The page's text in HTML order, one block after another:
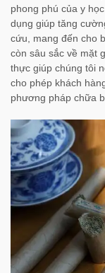
phong phú của y
dụng giúp tăng
cứu, mang đến cho
còn sâu sắc về mặt
thực giúp chúng tôi
cho phép khách
phương pháp chữa